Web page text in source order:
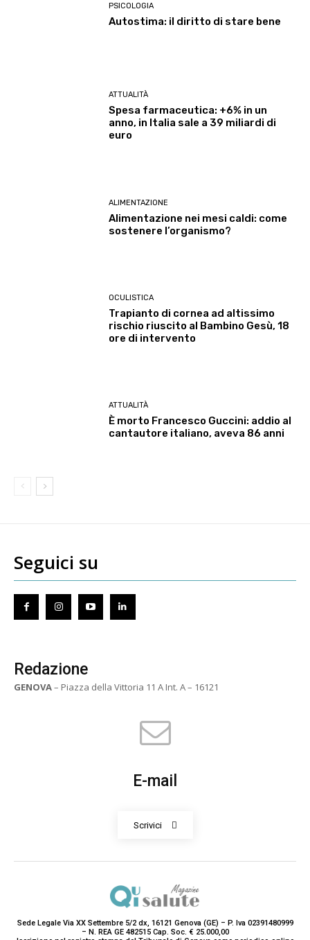
PSICOLOGIA
Autostima: il diritto di stare bene
ATTUALITÀ
Spesa farmaceutica: +6% in un
anno, in Italia sale a 39 miliardi di
euro
ALIMENTAZIONE
Alimentazione nei mesi caldi: come
sostenere l’organismo?
OCULISTICA
Trapianto di cornea ad altissimo
rischio riuscito al Bambino Gesù, 18
ore di intervento
ATTUALITÀ
È morto Francesco Guccini: addio al
cantautore italiano, aveva 86 anni
Seguici su
Redazione
GENOVA– Piazza della Vittoria 11 A Int. A – 16121
E-mail
Scrivici
Sede Legale Via XX Settembre 5/2 dx, 16121 Genova (GE) – P. Iva 02391480999
– N. REA GE 482515 Cap. Soc. € 25.000,00